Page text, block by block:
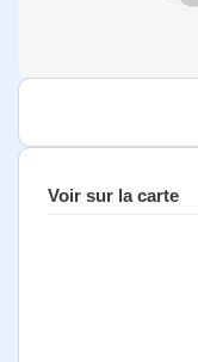
Voir sur la carte